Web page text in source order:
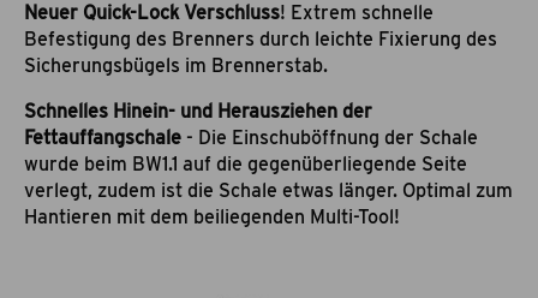
Neuer Quick-Lock Verschluss! Extrem schnelle
Befestigung des Brenners durch leichte Fixierung des
Sicherungsbügels im Brennerstab.
Schnelles Hinein- und Herausziehen der
Fettauffangschale - Die Einschuböffnung der Schale
wurde beim BW1.1 auf die gegenüberliegende Seite
verlegt, zudem ist die Schale etwas länger. Optimal zum
Hantieren mit dem beiliegenden Multi-Tool!